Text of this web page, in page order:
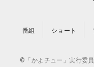
番組 ショート
©「かよチュー」実行委